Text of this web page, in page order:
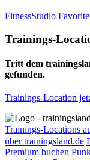
FitnessStudio
Trainings-
Tritt dem
gefunden.
Trainings-Location
Trainings-Locations
über trainingsland.de
Premium buchen